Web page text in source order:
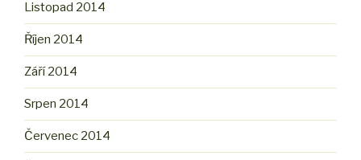
Listopad 2014
Říjen 2014
Září 2014
Srpen 2014
Červenec 2014